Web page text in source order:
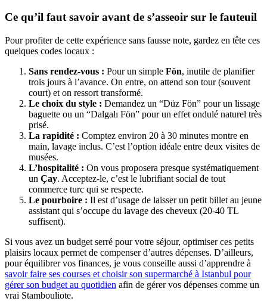
Ce qu’il faut savoir avant de s’asseoir sur le fauteuil
Pour profiter de cette expérience sans fausse note, gardez en tête ces
quelques codes locaux :
Sans rendez-vous : Pour un simple Fön, inutile de planifier
trois jours à l’avance. On entre, on attend son tour (souvent
court) et on ressort transformé.
Le choix du style : Demandez un “Düz Fön” pour un lissage
baguette ou un “Dalgalı Fön” pour un effet ondulé naturel très
prisé.
La rapidité : Comptez environ 20 à 30 minutes montre en
main, lavage inclus. C’est l’option idéale entre deux visites de
musées.
L’hospitalité : On vous proposera presque systématiquement
un Çay. Acceptez-le, c’est le lubrifiant social de tout
commerce turc qui se respecte.
Le pourboire : Il est d’usage de laisser un petit billet au jeune
assistant qui s’occupe du lavage des cheveux (20-40 TL
suffisent).
Si vous avez un budget serré pour votre séjour, optimiser ces petits
plaisirs locaux permet de compenser d’autres dépenses. D’ailleurs,
pour équilibrer vos finances, je vous conseille aussi d’apprendre à
savoir faire ses courses et choisir son supermarché à Istanbul pour
gérer son budget au quotidien afin de gérer vos dépenses comme un
vrai Stambouliote.